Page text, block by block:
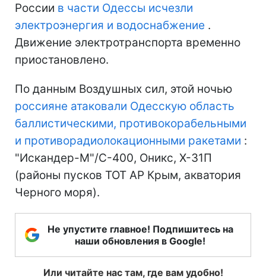
России в части Одессы исчезли
электроэнергия и водоснабжение .
Движение электротранспорта временно
приостановлено.
По данным Воздушных сил, этой ночью
россияне атаковали Одесскую область
баллистическими, противокорабельными
и противорадиолокационными ракетами :
"Искандер-М"/С-400, Оникс, Х-31П
(районы пусков ТОТ АР Крым, акватория
Черного моря).
Не упустите главное! Подпишитесь на
наши обновления в Google!
Или читайте нас там, где вам удобно!